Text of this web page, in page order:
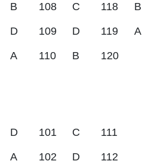
B 108 C 118 B
D 109 D 119 A
A 110 B 120
D 101 C 111
A 102 D 112